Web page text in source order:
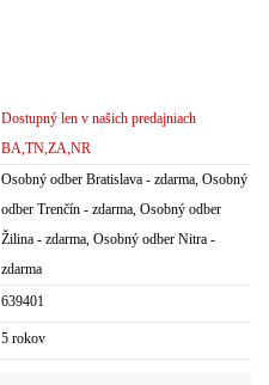
Dostupný len v našich predajniach
BA,TN,ZA,NR
Osobný odber Bratislava - zdarma, Osobný
odber Trenčín - zdarma, Osobný odber
Žilina - zdarma, Osobný odber Nitra -
zdarma
639401
5 rokov